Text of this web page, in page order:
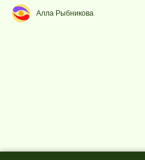
р
с
g
r
Алла Рыбникова